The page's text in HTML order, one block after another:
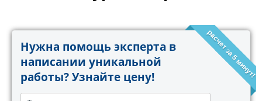
расчет за 5 минут!
Нужна помощь эксперта в
написании уникальной
работы? Узнайте цену!